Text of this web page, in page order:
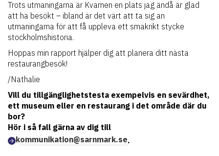
Trots utmaningarna är Kvarnen en plats jag ändå är glad
att ha besökt – ibland är det värt att ta sig an
utmaningarna för att få uppleva ett smakrikt stycke
stockholmshistoria.
Hoppas min rapport hjälper dig att planera ditt nästa
restaurangbesök!
/Nathalie
Vill du tillgänglighetstesta exempelvis en sevärdhet,
ett museum eller en restaurang i det område där du
bor?
Hör i så fall gärna av dig till
kommunikation@sarnmark.se.